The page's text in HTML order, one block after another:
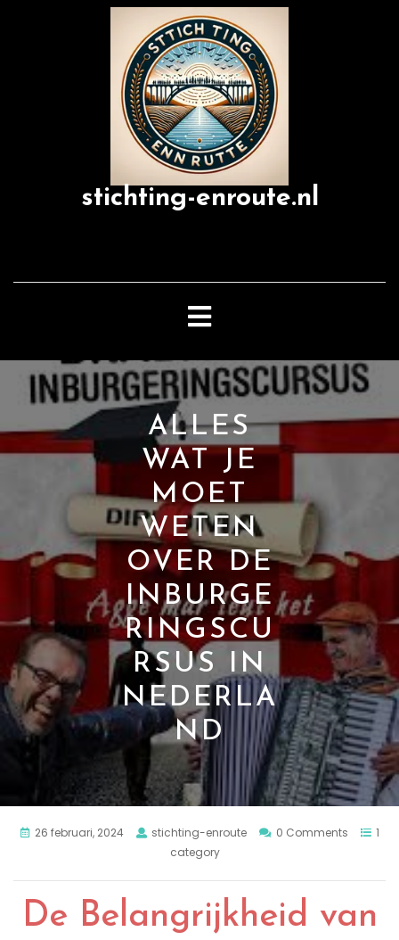
stichting-enroute.nl
Open
Button
ALLES
WAT JE
MOET
WETEN
OVER DE
INBURGE
RINGSCU
RSUS IN
NEDERLA
ND
26 februari, 2024 stichting-enroute 0 Comments
1
category
De Belangrijkheid van